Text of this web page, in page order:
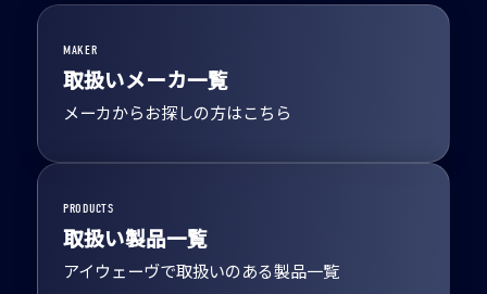
MAKER
取扱いメーカ一覧
メーカからお探しの方はこちら
PRODUCTS
取扱い製品一覧
アイウェーヴで取扱いのある製品一覧